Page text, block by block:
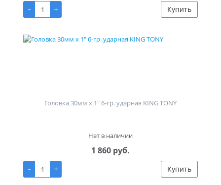
- + Купить
Головка 30мм х 1" 6-гр. ударная KING TONY
Нет в наличии
1 860 руб.
-
+ Купить